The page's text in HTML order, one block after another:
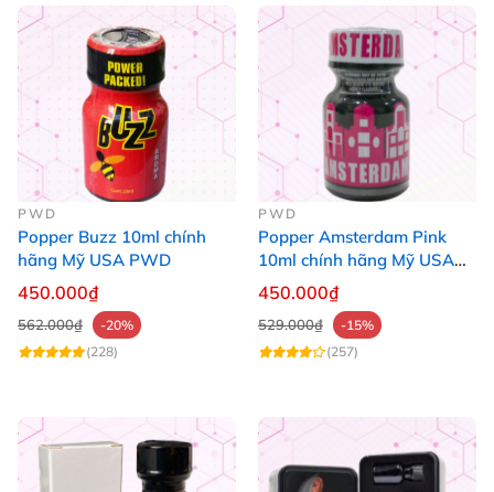
PWD
Popper Buzz 10ml chính
hãng Mỹ USA PWD
450.000₫
562.000₫
-20%
(228)
PWD
Popper Amsterdam Pink
10ml chính hãng Mỹ USA
PWD
450.000₫
529.000₫
-15%
(257)